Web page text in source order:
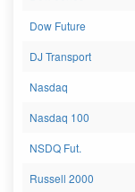
Dow Future
DJ Transport
Nasdaq
Nasdaq 100
NSDQ Fut.
Russell 2000